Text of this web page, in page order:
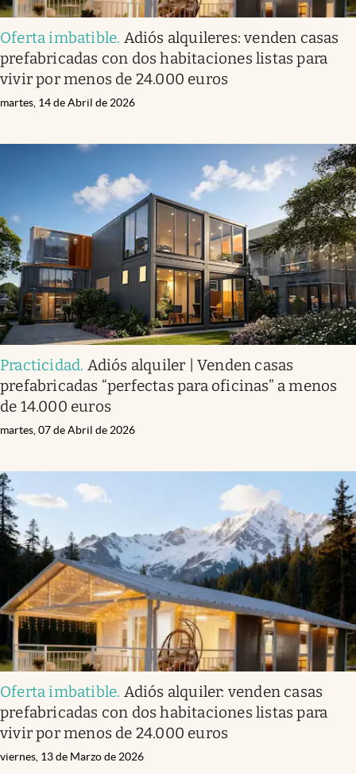
Oferta imbatible. Adiós alquileres: venden casas
prefabricadas con dos habitaciones listas para
vivir por menos de 24.000 euros
martes, 14 de Abril de 2026
Practicidad. Adiós alquiler | Venden casas
prefabricadas “perfectas para oficinas” a menos
de 14.000 euros
martes, 07 de Abril de 2026
Oferta imbatible. Adiós alquiler: venden casas
prefabricadas con dos habitaciones listas para
vivir por menos de 24.000 euros
viernes, 13 de Marzo de 2026